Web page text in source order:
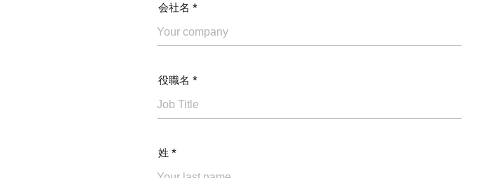
会社名 *
役職名 *
姓 *